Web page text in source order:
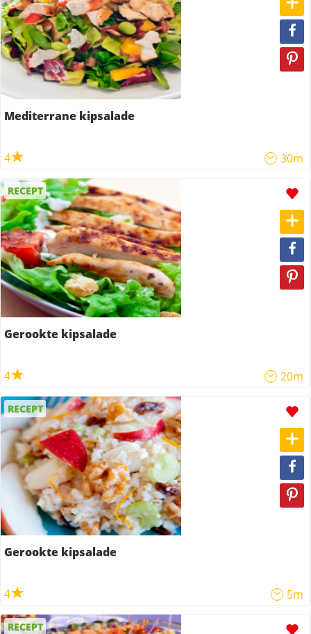
Mediterrane kipsalade
4 30m
RECEPT
Gerookte kipsalade
4 20m
RECEPT
Gerookte kipsalade
4 5m
RECEPT